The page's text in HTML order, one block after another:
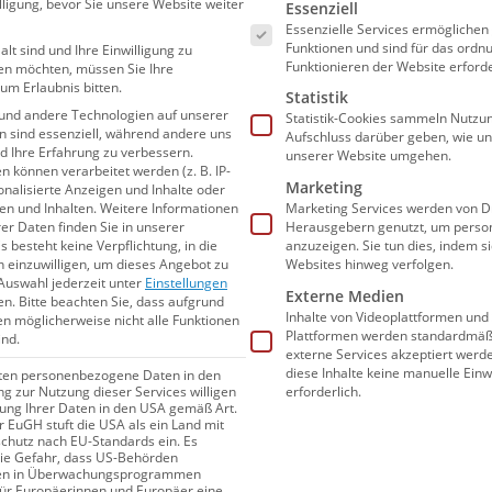
Freitag gegen die Türkinnen (14:00 Uhr,
des DSV-Teams:
– Türkei
Deutschland – Serbien
offen): Platzierungsspiel um Platz
erstmals ein neuer Modus
bevor Sie unsere Website weiter
sind und Ihre Einwilligung zu
möchten, müssen Sie Ihre
Erlaubnis bitten.
andere Technologien auf unserer
sind essenziell, während andere uns
Ihre Erfahrung zu verbessern.
können verarbeitet werden (z. B. IP-
Anzeigen und Inhalte oder
und Inhalten.Weitere Informationen
Daten finden Sie in unserer
besteht keine Verpflichtung, in die
um dieses Angebot zu
jederzeit unter Einstellungen
Bitte beachten Sie, dass aufgrund
möglicherweise nicht alle Funktionen
personenbezogene Daten in den
zur Nutzung dieser Services willigen
Ihrer Daten in den USA gemäß Art.
EuGH stuft die USA als ein Land mit
nach EU-Standards ein. Es
Gefahr, dass US-Behörden
in Überwachungsprogrammen
Essenziell
Essenzielle Services
Funktionen und sind für das
Funktionieren der Website
Statistik
Statistik-Cookies sammeln
Aufschluss darüber geben, wie
unserer Website umgehen.
Marketing
Marketing Services werden von
Herausgebern genutzt, um
anzuzeigen. Sie tun dies, indem
Websites hinweg verfolgen.
Externe Medien
Inhalte von Videoplattformen
Plattformen werden
externe Services akzeptiert
diese Inhalte keine manuelle
erforderlich.